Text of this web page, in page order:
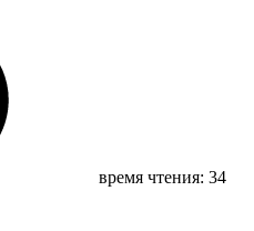
время чтения: 34